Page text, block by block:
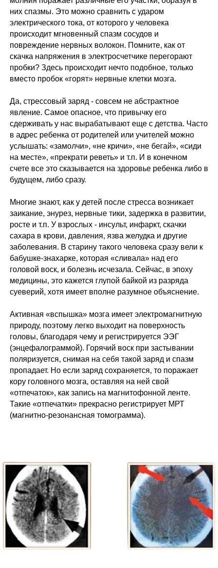
них спазмы. Это можно сравнить с ударом
электрического тока, от которого у человека
происходит мгновенный спазм сосудов и
повреждение нервных волокон. Помните, как от
скачка напряжения в электросчетчике перегорают
пробки? Здесь происходит нечто подобное, только
вместо пробок «горят» нервные клетки мозга.
Да, стрессовый заряд - совсем не абстрактное
явление. Самое опасное, что привычку его
сдерживать у нас вырабатывают еще с детства. Часто
в адрес ребенка от родителей или учителей можно
услышать: «замолчи», «не кричи», «не бегай», «сиди
на месте», «прекрати реветь» и т.п. И в конечном
счете все это сказывается на здоровье ребенка либо в
будущем, либо сразу.
Многие знают, как у детей после стресса возникает
заикание, энурез, нервные тики, задержка в развитии,
росте и т.п. У взрослых - инсульт, инфаркт, скачки
сахара в крови, давления, язва желудка и другие
заболевания. В старину такого человека сразу вели к
бабушке-знахарке, которая «сливала» над его
головой воск, и болезнь исчезала. Сейчас, в эпоху
медицины, это кажется глупой байкой из разряда
суеверий, хотя имеет вполне разумное объяснение.
Активная «вспышка» мозга имеет электромагнитную
природу, поэтому легко выходит на поверхность
головы, благодаря чему и регистрируется ЭЭГ
(энцефалограммой). Горячий воск при застывании
поляризуется, снимая на себя такой заряд и спазм
пропадает. Но если заряд сохраняется, то поражает
кору головного мозга, оставляя на ней свой
«отпечаток», как запись на магнитофонной ленте.
Такие «отпечатки» прекрасно регистрирует МРТ
(магнитно-резонансная томограмма).